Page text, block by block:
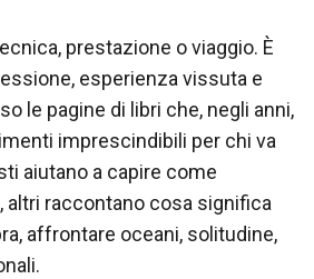
prestazione o viaggio. È
esperienza vissuta e
le pagine di libri che, negli anni,
imprescindibili per chi va
aiutano a capire come
altri raccontano cosa significa
affrontare oceani, solitudine,